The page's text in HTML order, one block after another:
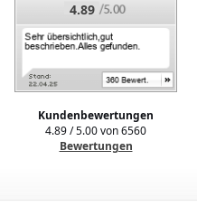
4.89
Kundenbewertungen
4.89/5.00von6560
Bewertungen